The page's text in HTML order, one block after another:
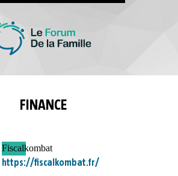
FINANCE
Fiscalkombat
https://fiscalkombat.fr/